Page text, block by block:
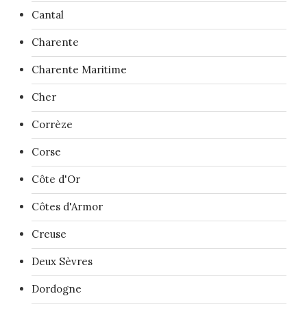
Cantal
Charente
Charente Maritime
Cher
Corrèze
Corse
Côte d'Or
Côtes d'Armor
Creuse
Deux Sèvres
Dordogne